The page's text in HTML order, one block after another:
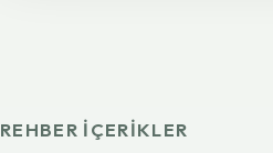
REHBER IÇERIKLER